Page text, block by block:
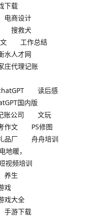
下载
电商设计
搜救犬
工作总结
水人才网
庄代理记账
读后感
国内版
账公司
文玩
作文
PS修图
品厂
舟舟培训
地暖，
视频培训
养生
戏
戏大全
手游下载